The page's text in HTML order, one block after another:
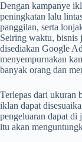
Dengan kampanye
peningkatan lalu
panggilan, serta
Seiring waktu, bisnis
disediakan Google
menyempurnakan
banyak orang dan
Terlepas dari ukuran
iklan dapat
pengeluaran dapat di
itu akan